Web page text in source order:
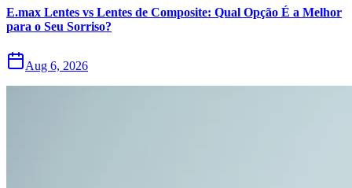
E.max Lentes vs Lentes de Composite: Qual Opção É a Melhor
para o Seu Sorriso?
Aug 6, 2026